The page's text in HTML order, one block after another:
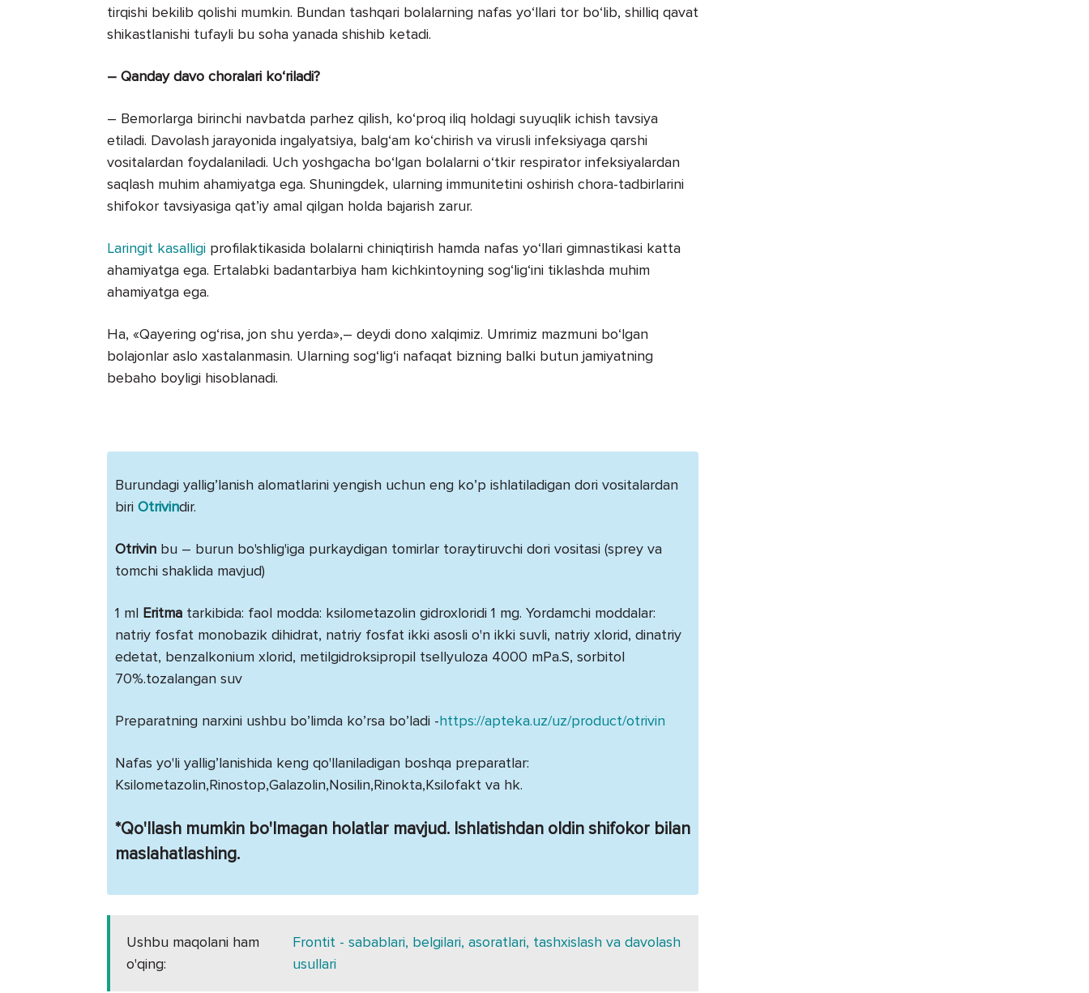
tirqishi bekilib qolishi mumkin. Bundan tashqari bolalarning nafas yo‘llari tor bo‘lib, shilliq qavat
shikastlanishi tufayli bu soha yanada shishib ketadi.
– Qanday davo choralari ko‘riladi?
– Bemorlarga birinchi navbatda parhez qilish, ko‘proq iliq holdagi suyuqlik ichish tavsiya
etiladi. Davolash jarayonida ingalyatsiya, balg‘am ko‘chirish va virusli infeksiyaga qarshi
vositalardan foydalaniladi. Uch yoshgacha bo‘lgan bolalarni o‘tkir respirator infeksiyalardan
saqlash muhim ahamiyatga ega. Shuningdek, ularning immunitetini oshirish chora-tadbirlarini
shifokor tavsiyasiga qat’iy amal qilgan holda bajarish zarur.
Laringit kasalligi profilaktikasida bolalarni chiniqtirish hamda nafas yo‘llari gimnastikasi katta
ahamiyatga ega. Ertalabki badantarbiya ham kichkintoyning sog‘lig‘ini tiklashda muhim
ahamiyatga ega.
Ha, «Qayering og‘risa, jon shu yerda»,– deydi dono xalqimiz. Umrimiz mazmuni bo‘lgan
bolajonlar aslo xastalanmasin. Ularning sog‘lig‘i nafaqat bizning balki butun jamiyatning
bebaho boyligi hisob­lanadi.
Burundagi yallig’lanish alomatlarini yengish uchun eng ko’p ishlatiladigan dori vositalardan
biri Otrivindir.
Otrivin bu – burun bo'shlig'iga purkaydigan tomirlar toraytiruvchi dori vositasi (sprey va
tomchi shaklida mavjud)
1 ml Eritma tarkibida: faol modda: ksilometazolin gidroxloridi 1 mg. Yordamchi moddalar:
natriy fosfat monobazik dihidrat, natriy fosfat ikki asosli o'n ikki suvli, natriy xlorid, dinatriy
edetat, benzalkonium xlorid, metilgidroksipropil tsellyuloza 4000 mPa.S, sorbitol
70%.tozalangan suv
Preparatning narxini ushbu bo’limda ko’rsa bo’ladi -https://apteka.uz/uz/product/otrivin
Nafas yo'li yallig’lanishida keng qo'llaniladigan boshqa preparatlar:
Ksilometazolin,Rinostop,Galazolin,Nosilin,Rinokta,Ksilofakt va hk.
*Qo'llash mumkin bo'lmagan holatlar mavjud. Ishlatishdan oldin shifokor bilan
maslahatlashing.
Ushbu maqolani ham
o'qing:
Frontit - sabablari, belgilari, asoratlari, tashxislash va davolash
usullari